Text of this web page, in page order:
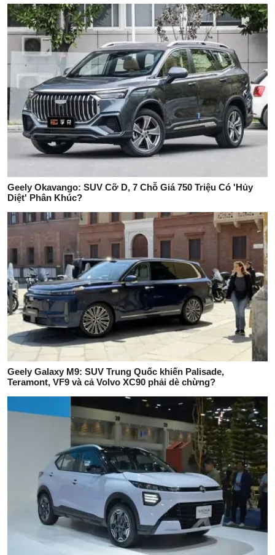
Geely Okavango: SUV Cỡ D, 7 Chỗ Giá 750 Triệu Có 'Hủy
Diệt' Phân Khúc?
Geely Galaxy M9: SUV Trung Quốc khiến Palisade,
Teramont, VF9 và cả Volvo XC90 phải dè chừng?